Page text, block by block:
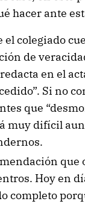
hacer ante
el colegiado
de
en el
Si no
que
muy difícil
que
Hoy en
completo